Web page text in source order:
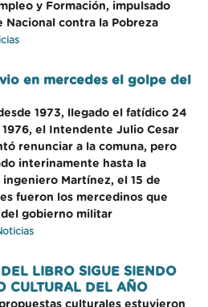
y Formación, impulsado
Nacional contra la Pobreza
en mercedes el golpe del
1973, llegado el fatídico 24
el Intendente Julio Cesar
renunciar a la comuna, pero
interinamente hasta la
Martínez, el 15 de
fueron los mercedinos que
gobierno militar
DEL LIBRO SIGUE SIENDO
CULTURAL DEL AÑO
culturales estuvieron